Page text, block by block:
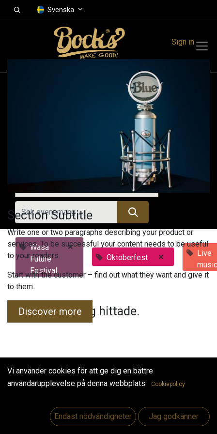
Svenska
Sign in
Tidigare evenemang
Wasa
Future
Festival
×
Oktoberfest ×
Live
Inga evenemang hittade.
Useful Links
Section Subtitle
Write one or two paragraphs describing your product or
services. To be successful your content needs to be useful
to your readers.
Start with the customer – find out what they want and give it
to them.
Discover more
Vi använder cookies för att ge dig en bättre
användarupplevelse på denna webbplats.
Cookiepolicy
Endast nödvändigheter Jag godkänner